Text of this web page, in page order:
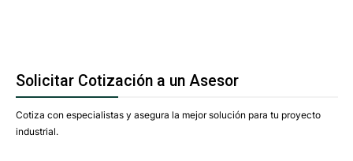
Solicitar Cotización a un Asesor
Cotiza con especialistas y asegura la mejor solución para tu proyecto
industrial.